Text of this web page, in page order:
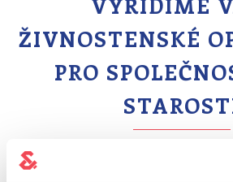
ŽIVNOSTENSKÉ
PRO
Nechce se Vám studovat
a toužíte začít podnikat co nejdříve?